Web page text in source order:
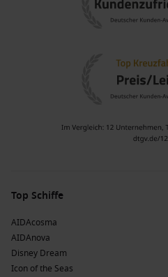
Top Schiffe
AIDAcosma
AIDAnova
Disney Dream
Icon of the Seas